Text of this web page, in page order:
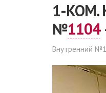
1-КОМ.
№1104
Внутренний